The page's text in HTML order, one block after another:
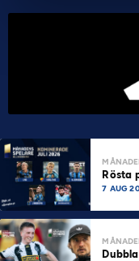
Rösta
7 AUG